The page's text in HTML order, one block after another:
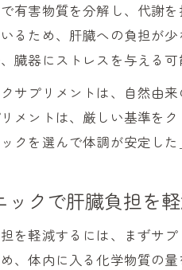
有害物質を分解し、代謝
るため、肝臓への負担が
臓器にストレスを与える可
サプリメントは、自然由
メントは、厳しい基準を
ックを選んで体調が安定し
ックで肝臓負担を
を軽減するには、まずサ
、体内に入る化学物質の